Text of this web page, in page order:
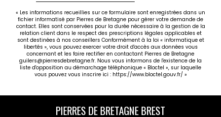
« Les informations recueillies sur ce formulaire sont enregistrées dans un
fichier informatisé par Pierres de Bretagne pour gérer votre demande de
contact. Elles sont conservées pour la durée nécessaire à la gestion de la
relation client dans le respect des prescriptions légales applicables et
sont destinées à nos conseillers Conformément à la loi « informatique et
libertés », vous pouvez exercer votre droit d'accès aux données vous
concernant et les faire rectifier en contactant Pierres de Bretagne
guilers@pierresdebretagne.fr. Nous vous informons de l'existence de la
liste d'opposition au démarchage téléphonique « Bloctel », sur laquelle
vous pouvez vous inscrire ici : https://www.bloctel.gouv.fr/ »
PIERRES DE BRETAGNE BREST